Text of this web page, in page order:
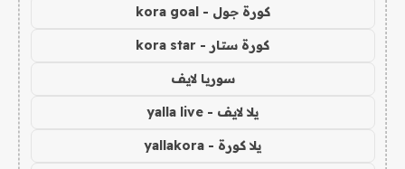
كورة جول - kora goal
كورة ستار - kora star
سوريا لايف
يلا لايف - yalla live
يلا كورة - yallakora